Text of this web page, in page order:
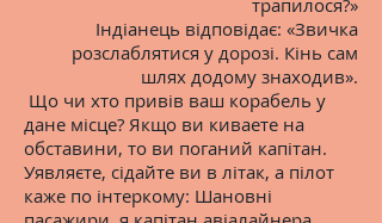
трапилося?»
Індіанець відповідає: «Звичка
розслаблятися у дорозі. Кінь сам
шлях додому знаходив».
Що чи хто привів ваш корабель у
дане місце? Якщо ви киваете на
обставини, то ви поганий капітан.
Уявляєте, сідайте ви в літак, а пілот
каже по інтеркому: Шановні